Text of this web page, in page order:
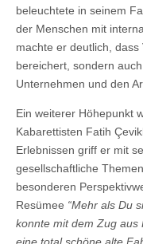
beleuchtete in seinem
der Menschen mit
machte er deutlich,
bereichert, sondern
Unternehmen und den
Ein weiterer Höhepunkt
Kabarettisten Fatih
Erlebnissen griff er mit
gesellschaftliche
besonderen
Resümee “Mehr als Du
konnte mit dem Zug aus
eine total schöne alte